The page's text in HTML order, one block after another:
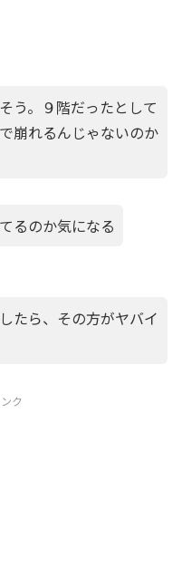
う。９階だったとして
崩れるんじゃないのか
るのか気になる
たら、その方がヤバイ
ク